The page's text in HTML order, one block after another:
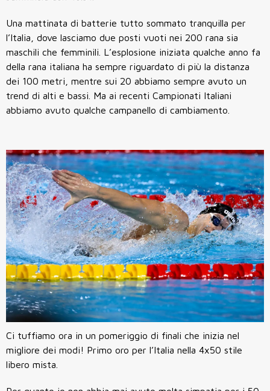
Una mattinata di batterie tutto sommato tranquilla per
l’Italia, dove lasciamo due posti vuoti nei 200 rana sia
maschili che femminili. L’esplosione iniziata qualche anno fa
della rana italiana ha sempre riguardato di più la distanza
dei 100 metri, mentre sui 20 abbiamo sempre avuto un
trend di alti e bassi. Ma ai recenti Campionati Italiani
abbiamo avuto qualche campanello di cambiamento.
Ci tuffiamo ora in un pomeriggio di finali che inizia nel
migliore dei modi! Primo oro per l’Italia nella 4x50 stile
libero mista.